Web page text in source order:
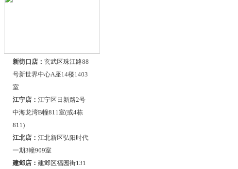
新街口店： 玄武区珠江路88
号新世界中心A座14楼1403
室
江宁店： 江宁区日新路2号
中海龙湾B幢811室(或4栋
811)
江北店： 江北新区弘阳时代
一期3幢909室
建邺店： 建邺区福园街131